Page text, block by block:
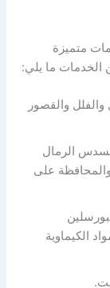
متميزة
الخدمات ما يلي:
والقصور
الرمال
والمحافظة على
الكيماوية